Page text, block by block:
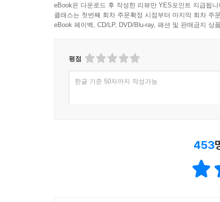
eBook은 다운로드 후 작성한 리뷰만 YES포인트 지급됩니
클래스는 첫번째 회차 주문확정 시점부터 마지막 회차 주
eBook 페이백, CD/LP, DVD/Blu-ray, 패션 및 판매금지 상
평점
한글 기준 50자까지 작성가능
453